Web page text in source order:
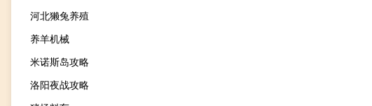
河北獭兔养殖
养羊机械
米诺斯岛攻略
洛阳夜战攻略